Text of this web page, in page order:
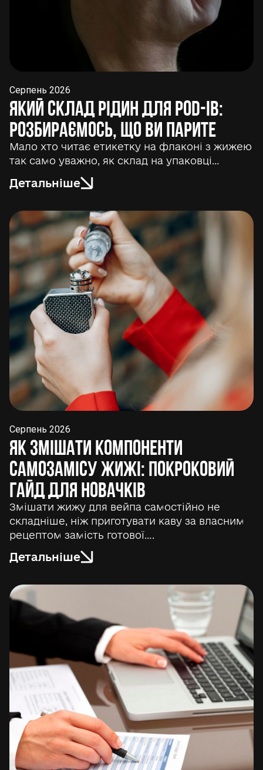
Серпень 2026
Який склад рідин для POD-ів:
розбираємось, що ви парите
Мало хто читає етикетку на флаконі з жижею
так само уважно, як склад на упаковці…
Детальніше
Серпень 2026
Як змішати компоненти
самозамісу жижі: покроковий
гайд для новачків
Змішати жижу для вейпа самостійно не
складніше, ніж приготувати каву за власним
рецептом замість готової….
Детальніше